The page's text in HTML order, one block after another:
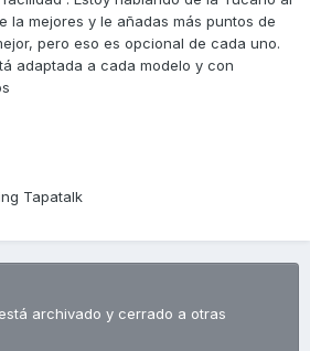
la mejores y le añadas más puntos de
pero eso es opcional de cada uno.
adaptada a cada modelo y con
Tapatalk
archivado y cerrado a otras